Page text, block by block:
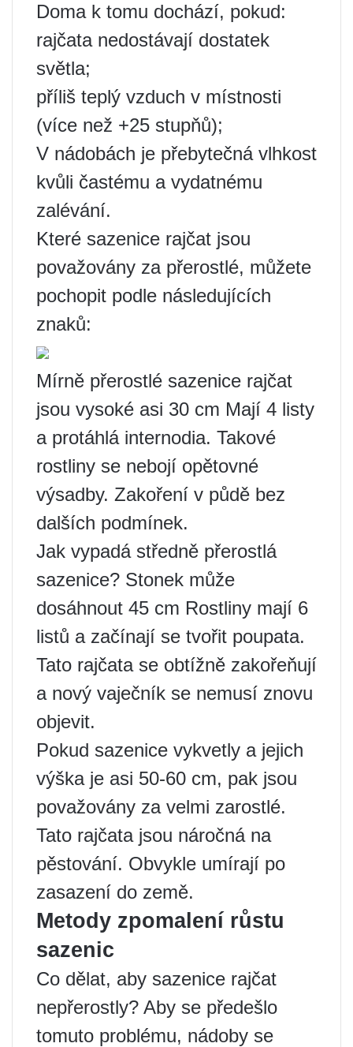
Doma k tomu dochází, pokud:
rajčata nedostávají dostatek
světla;
příliš teplý vzduch v místnosti
(více než +25 stupňů);
V nádobách je přebytečná vlhkost
kvůli častému a vydatnému
zalévání.
Které sazenice rajčat jsou
považovány za přerostlé, můžete
pochopit podle následujících
znaků:
Mírně přerostlé sazenice rajčat
jsou vysoké asi 30 cm Mají 4 listy
a protáhlá internodia. Takové
rostliny se nebojí opětovné
výsadby. Zakoření v půdě bez
dalších podmínek.
Jak vypadá středně přerostlá
sazenice? Stonek může
dosáhnout 45 cm Rostliny mají 6
listů a začínají se tvořit poupata.
Tato rajčata se obtížně zakořeňují
a nový vaječník se nemusí znovu
objevit.
Pokud sazenice vykvetly a jejich
výška je asi 50-60 cm, pak jsou
považovány za velmi zarostlé.
Tato rajčata jsou náročná na
pěstování. Obvykle umírají po
zasazení do země.
Metody zpomalení růstu
sazenic
Co dělat, aby sazenice rajčat
nepřerostly? Aby se předešlo
tomuto problému, nádoby se